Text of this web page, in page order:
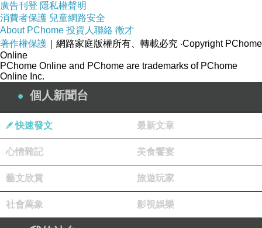
藍色棉質飄逸裙擺長裙，棉質裙真的穿起來好舒服~
廣告刊登 隱私權聲明
消費者保護 兒童網路安全
About PChome 投資人聯絡 徵才
著作權保護 ｜網路家庭版權所有、轉載必究 ‧Copyright PChome
Online
PChome Online and PChome are trademarks of PChome
Online Inc.
個人新聞台
快速發文 最新文章
心情雜記 美食饗宴
藝文欣賞 旅遊玩家
社會萬象 影視娛樂